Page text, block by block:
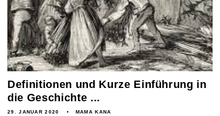
Definitionen und Kurze Einführung in
die Geschichte ...
29. JANUAR 2020 MAMA KANA